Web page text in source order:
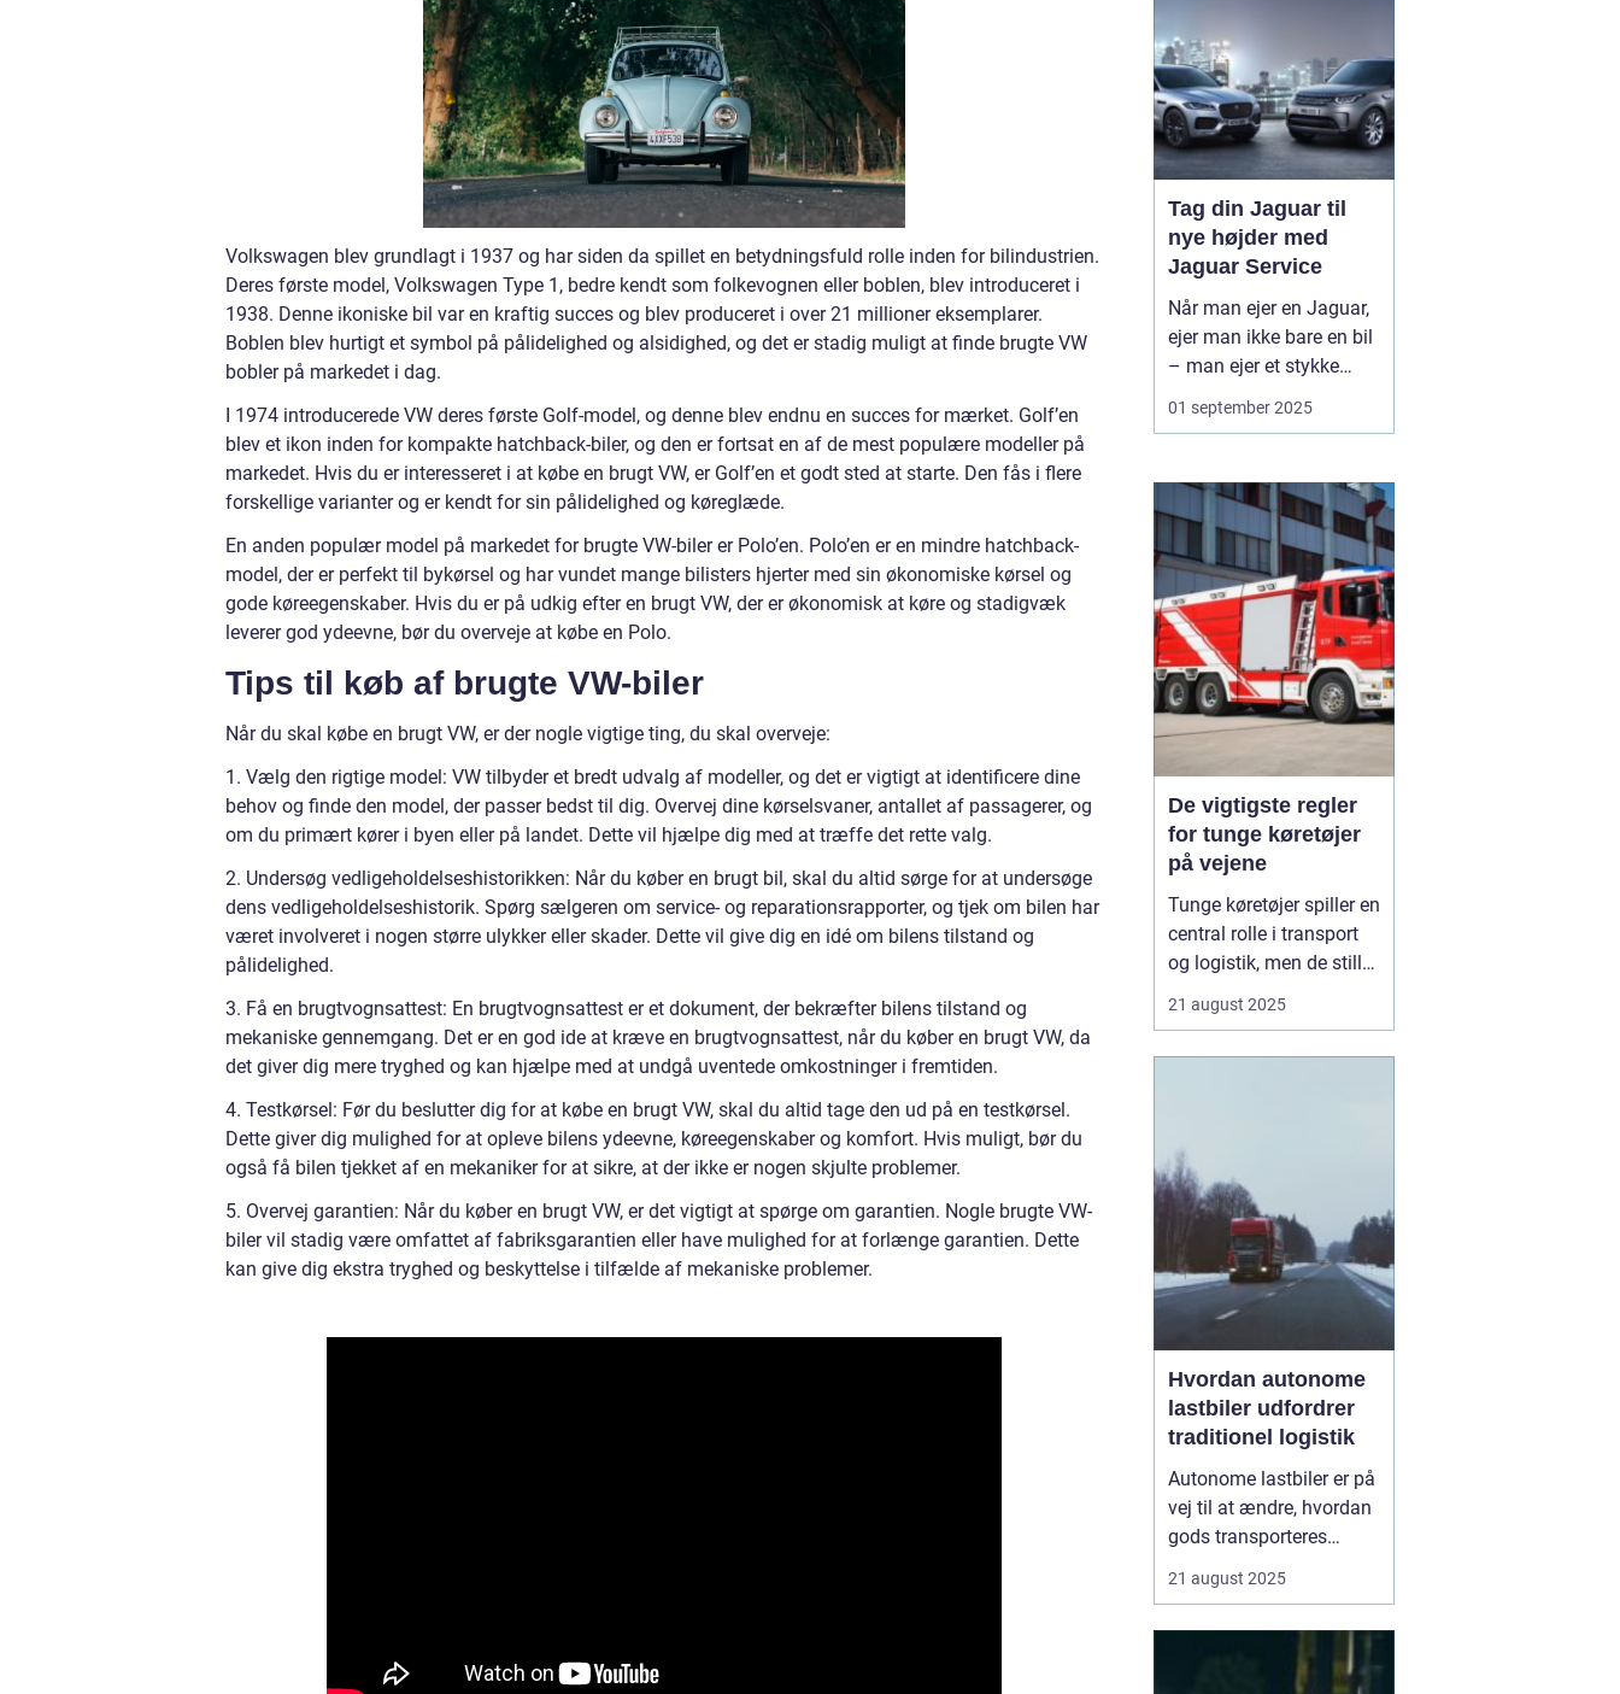
Volkswagen blev grundlagt i 1937 og har siden da spillet en betydningsfuld rolle inden for bilindustrien.
Deres første model, Volkswagen Type 1, bedre kendt som folkevognen eller boblen, blev introduceret i
1938. Denne ikoniske bil var en kraftig succes og blev produceret i over 21 millioner eksemplarer.
Boblen blev hurtigt et symbol på pålidelighed og alsidighed, og det er stadig muligt at finde brugte VW
bobler på markedet i dag.
I 1974 introducerede VW deres første Golf-model, og denne blev endnu en succes for mærket. Golf’en
blev et ikon inden for kompakte hatchback-biler, og den er fortsat en af de mest populære modeller på
markedet. Hvis du er interesseret i at købe en brugt VW, er Golf’en et godt sted at starte. Den fås i flere
forskellige varianter og er kendt for sin pålidelighed og køreglæde.
En anden populær model på markedet for brugte VW-biler er Polo’en. Polo’en er en mindre hatchback-
model, der er perfekt til bykørsel og har vundet mange bilisters hjerter med sin økonomiske kørsel og
gode køreegenskaber. Hvis du er på udkig efter en brugt VW, der er økonomisk at køre og stadigvæk
leverer god ydeevne, bør du overveje at købe en Polo.
Tips til køb af brugte VW-biler
Når du skal købe en brugt VW, er der nogle vigtige ting, du skal overveje:
1. Vælg den rigtige model: VW tilbyder et bredt udvalg af modeller, og det er vigtigt at identificere dine
behov og finde den model, der passer bedst til dig. Overvej dine kørselsvaner, antallet af passagerer, og
om du primært kører i byen eller på landet. Dette vil hjælpe dig med at træffe det rette valg.
2. Undersøg vedligeholdelseshistorikken: Når du køber en brugt bil, skal du altid sørge for at undersøge
dens vedligeholdelseshistorik. Spørg sælgeren om service- og reparationsrapporter, og tjek om bilen har
været involveret i nogen større ulykker eller skader. Dette vil give dig en idé om bilens tilstand og
pålidelighed.
3. Få en brugtvognsattest: En brugtvognsattest er et dokument, der bekræfter bilens tilstand og
mekaniske gennemgang. Det er en god ide at kræve en brugtvognsattest, når du køber en brugt VW, da
det giver dig mere tryghed og kan hjælpe med at undgå uventede omkostninger i fremtiden.
4. Testkørsel: Før du beslutter dig for at købe en brugt VW, skal du altid tage den ud på en testkørsel.
Dette giver dig mulighed for at opleve bilens ydeevne, køreegenskaber og komfort. Hvis muligt, bør du
også få bilen tjekket af en mekaniker for at sikre, at der ikke er nogen skjulte problemer.
5. Overvej garantien: Når du køber en brugt VW, er det vigtigt at spørge om garantien. Nogle brugte VW-
biler vil stadig være omfattet af fabriksgarantien eller have mulighed for at forlænge garantien. Dette
kan give dig ekstra tryghed og beskyttelse i tilfælde af mekaniske problemer.
Tag din Jaguar til
nye højder med
Jaguar Service
Når man ejer en Jaguar,
ejer man ikke bare en bil
– man ejer et stykke
britisk bilhistorie, hvor
elegance, ydeevne og
hånd. For at bevare
bilens unikke karakter og
sikre mange års køre...
01 september 2025
De vigtigste regler
for tunge køretøjer
på vejene
Tunge køretøjer spiller en
central rolle i transport
og logistik, men de stiller
sikkerhed og ansvar på
21 august 2025
Hvordan autonome
lastbiler udfordrer
traditionel logistik
Autonome lastbiler er på
vej til at ændre, hvordan
gods transporteres
med avancerede
kunstig intelligens kan
disse køretøjer navigere
21 august 2025